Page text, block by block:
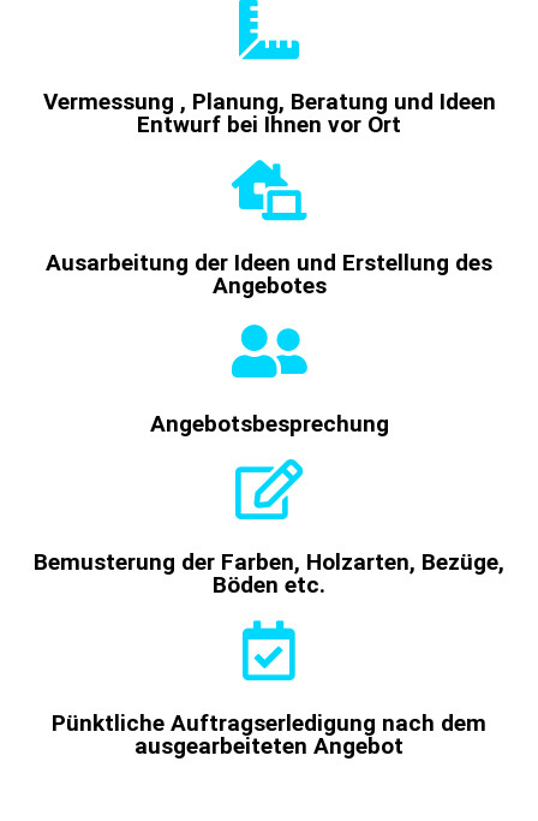
Vermessung , Planung, Beratung und Ideen
Entwurf bei Ihnen vor Ort
Ausarbeitung der Ideen und Erstellung des
Angebotes
Angebotsbesprechung
Bemusterung der Farben, Holzarten, Bezüge,
Böden etc.
Pünktliche Auftragserledigung nach dem
ausgearbeiteten Angebot